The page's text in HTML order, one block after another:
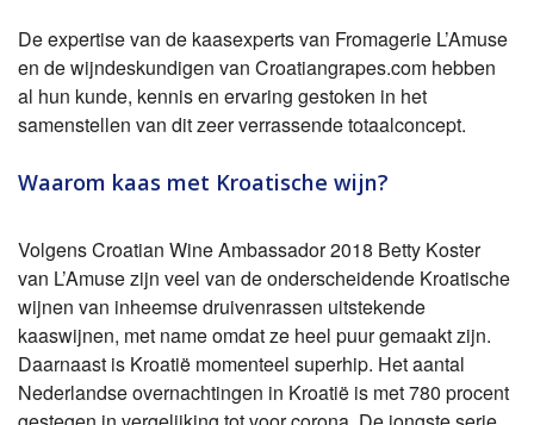
De expertise van de kaasexperts van Fromagerie L’Amuse
en de wijndeskundigen van Croatiangrapes.com hebben
al hun kunde, kennis en ervaring gestoken in het
samenstellen van dit zeer verrassende totaalconcept.
Waarom kaas met Kroatische wijn?
Volgens Croatian Wine Ambassador 2018 Betty Koster
van L’Amuse zijn veel van de onderscheidende Kroatische
wijnen van inheemse druivenrassen uitstekende
kaaswijnen, met name omdat ze heel puur gemaakt zijn.
Daarnaast is Kroatië momenteel superhip. Het aantal
Nederlandse overnachtingen in Kroatië is met 780 procent